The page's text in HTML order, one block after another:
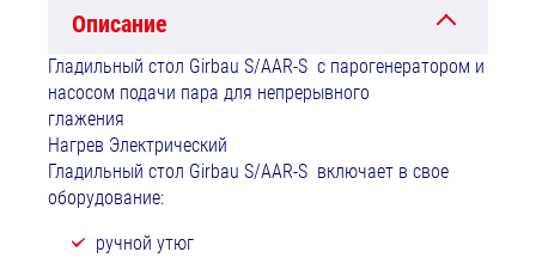
Описание
Гладильный стол Girbau S/AAR-S с парогенератором и
насосом подачи пара для непрерывного
глажения
Нагрев Электрический
Гладильный стол Girbau S/AAR-S включает в свое
оборудование:
ручной утюг